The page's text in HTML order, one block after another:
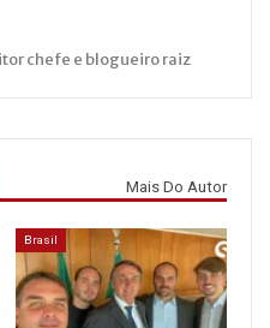
chefe e blogueiro raiz
Mais Do Autor
Brasil